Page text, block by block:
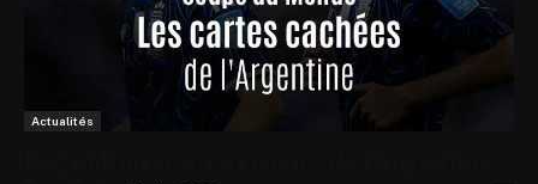
Actualités